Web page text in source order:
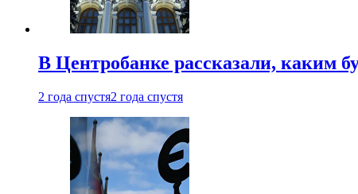
В Центробанке рассказали, каким
2 года спустя2 года спустя